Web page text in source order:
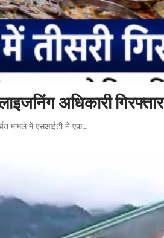
अधिकारी गिरफ्तार
मामले में एसआईटी ने एक…